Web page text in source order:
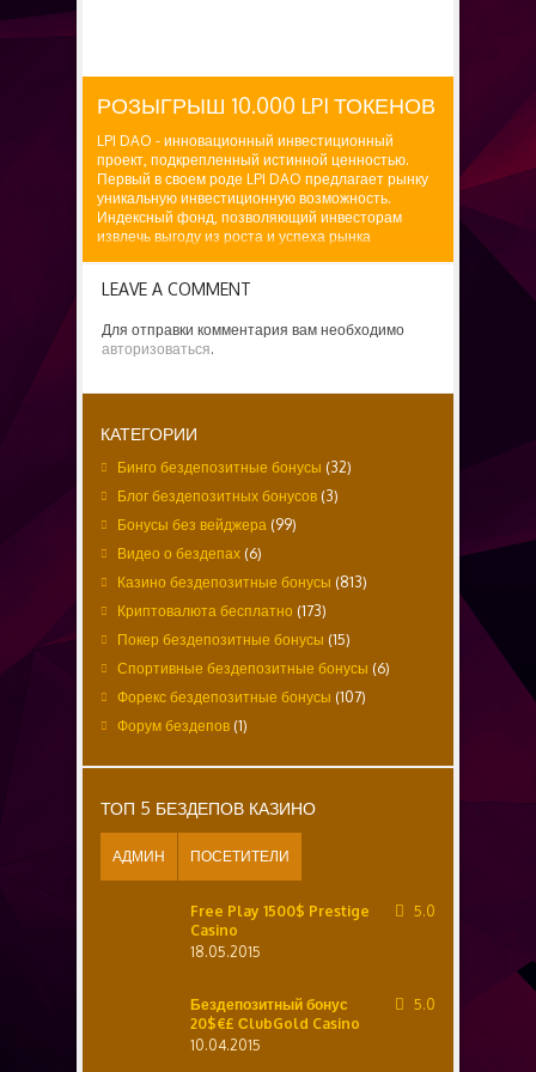
РОЗЫГРЫШ 10.000 LPI ТОКЕНОВ
LPI DAO - инновационный инвестиционный
проект, подкрепленный истинной ценностью.
Первый в своем роде LPI DAO предлагает рынку
уникальную инвестиционную возможность.
Индексный фонд, позволяющий инвесторам
извлечь выгоду из роста и успеха рынка
LEAVE A COMMENT
Для отправки комментария вам необходимо
авторизоваться.
КАТЕГОРИИ
Бинго бездепозитные бонусы (32)
Блог бездепозитных бонусов (3)
Бонусы без вейджера (99)
Видео о бездепах (6)
Казино бездепозитные бонусы (813)
Криптовалюта бесплатно (173)
Покер бездепозитные бонусы (15)
Спортивные бездепозитные бонусы (6)
Форекс бездепозитные бонусы (107)
Форум бездепов (1)
ТОП 5 БЕЗДЕПОВ КАЗИНО
АДМИН ПОСЕТИТЕЛИ
Free Play 1500$ Prestige
Casino
18.05.2015
5.0
Бездепозитный бонус
20$€£ СlubGold Casino
10.04.2015
5.0